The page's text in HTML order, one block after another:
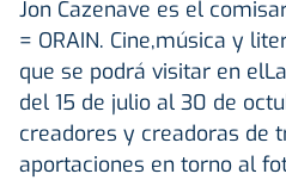
Jon Cazenave es el
= ORAIN. Cine,música y
que se podrá visitar en
del 15 de julio al 30 de
creadores y creadoras de
aportaciones en torno al